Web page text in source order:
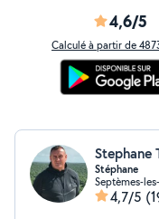
4,6/5
Calculé à partir de
Stephane
Stéphane
Septèmes-
4,7/5